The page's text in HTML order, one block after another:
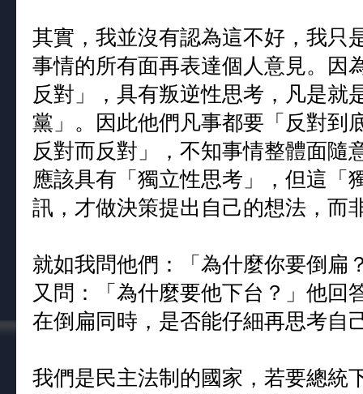
其實，我並沒有認為這不好，我只
事情的所有面再表達個人意見。因
反對」，具有叛逆性思考，凡是就
黨」。因此他們凡事都要「反對到
反對而反對」，不知事情整體面隨
應該具有「獨立性思考」，但這「
訊，才做決策提出自己的想法，而
就如我問他們：「為什麼你要倒扁
又問：「為什麼要他下台？」他回
在倒扁同時，是否能仔細再思考自
我們是民主法制的國家，若要總統